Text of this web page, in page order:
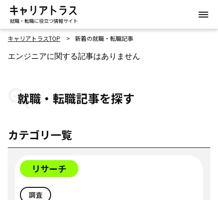
就職・転職に役立つ情報サイト
キャリアトラスTOP 新着の就職・転職記事
エンジニアに関する記事はありません
就職・転職記事を探す
カテゴリ一覧
リサーチ
調査